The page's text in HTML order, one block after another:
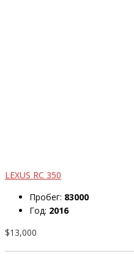
LEXUS RC 350
Пробег: 83000
Год: 2016
$13,000